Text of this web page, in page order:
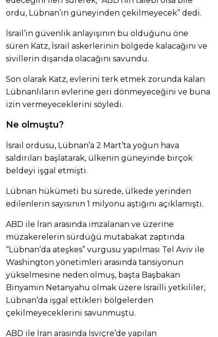
ordu, Lübnan’ın güneyinden çekilmeyecek” dedi.
İsrail’in güvenlik anlayışının bu olduğunu öne
süren Katz, İsrail askerlerinin bölgede kalacağını ve
sivillerin dışarıda olacağını savundu.
Son olarak Katz, evlerini terk etmek zorunda kalan
Lübnanlıların evlerine geri dönmeyeceğini ve buna
izin vermeyeceklerini söyledi.
Ne olmuştu?
İsrail ordusu, Lübnan’a 2 Mart’ta yoğun hava
saldırıları başlatarak, ülkenin güneyinde birçok
beldeyi işgal etmişti.
Lübnan hükümeti bu sürede, ülkede yerinden
edilenlerin sayısının 1 milyonu aştığını açıklamıştı.​​​​​​​
ABD ile İran arasında imzalanan ve üzerine
müzakerelerin sürdüğü mutabakat zaptında
“Lübnan’da ateşkes” vurgusu yapılması Tel Aviv ile
Washington yönetimleri arasında tansiyonun
yükselmesine neden olmuş, başta Başbakan
Binyamin Netanyahu olmak üzere İsrailli yetkililer,
Lübnan’da işgal ettikleri bölgelerden
çekilmeyeceklerini savunmuştu.
ABD ile İran arasında İsviçre’de yapılan